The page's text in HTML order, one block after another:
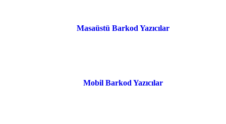
Masaüstü Barkod Yazıcılar
Mobil Barkod Yazıcılar